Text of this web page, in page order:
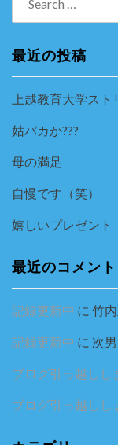
for:
最近の投稿
上越教育大学ス
姑バカか???
母の満足
自慢です（笑）
嬉しいプレゼント
最近のコメント
記録更新中 に 竹
記録更新中 に 次男
ブログ引っ越しし
ブログ引っ越しし